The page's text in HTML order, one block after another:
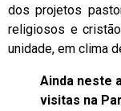
dos projetos
religiosos e
unidade, em clima
Ainda neste
visitas na